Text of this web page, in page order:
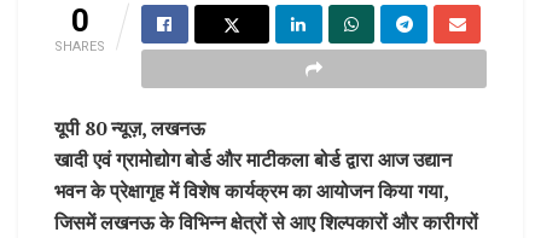
0
SHARES
यूपी 80 न्यूज़, लखनऊ
खादी एवं ग्रामोद्योग बोर्ड और माटीकला बोर्ड द्वारा आज उद्यान
भवन के प्रेक्षागृह में विशेष कार्यक्रम का आयोजन किया गया,
जिसमें लखनऊ के विभिन्न क्षेत्रों से आए शिल्पकारों और कारीगरों